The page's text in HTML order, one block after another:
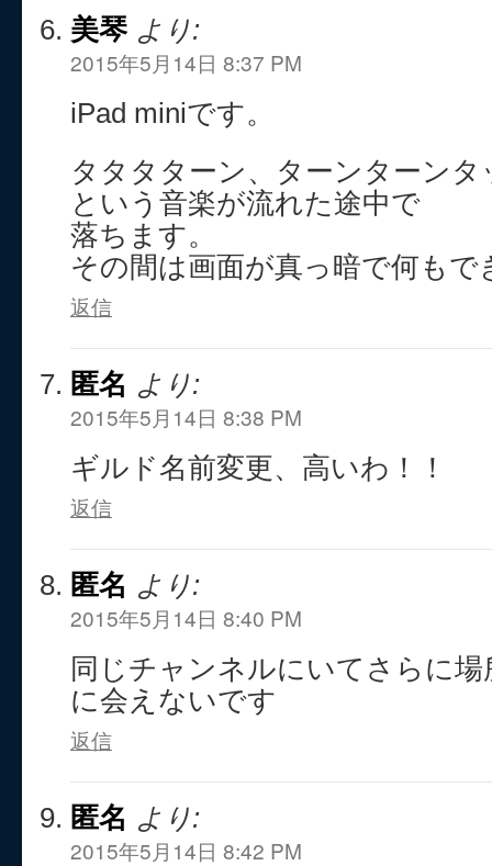
美琴 より:
2015年5月14日 8:37 PM
iPad miniです。
タタタターン、ターンターン
という音楽が流れた途中で
落ちます。
その間は画面が真っ暗で何もで
返信
匿名 より:
2015年5月14日 8:38 PM
ギルド名前変更、高いわ！！
返信
匿名 より:
2015年5月14日 8:40 PM
同じチャンネルにいてさらに
に会えないです
返信
匿名 より:
2015年5月14日 8:42 PM